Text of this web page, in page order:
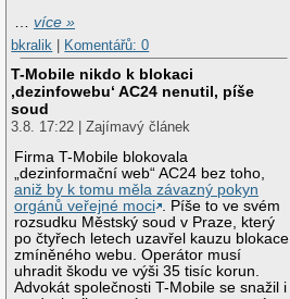
…více »
bkralik
Komentářů: 0
T-Mobile nikdo k blokaci
‚dezinfowebu‘ AC24 nenutil, píše
soud
3.8. 17:22 | Zajímavý článek
Firma T-Mobile blokovala
„dezinformační web“ AC24 bez toho,
aniž by k tomu měla závazný pokyn
orgánů veřejné moci . Píše to ve svém
rozsudku Městský soud v Praze, který
po čtyřech letech uzavřel kauzu blokace
zmíněného webu. Operátor musí
uhradit škodu ve výši 35 tisíc korun.
Advokát společnosti T-Mobile se snažil i